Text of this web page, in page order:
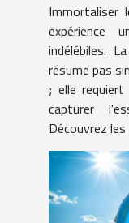
Immortaliser
expérience
indélébiles.
résume pas
; elle
capturer
Découvrez